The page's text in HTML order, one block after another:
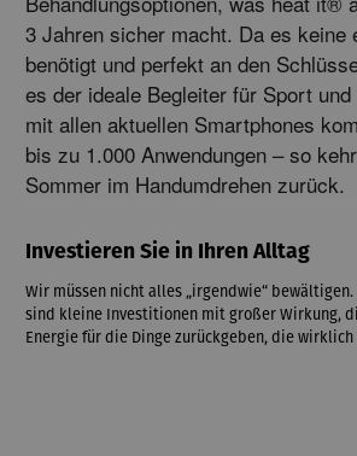
3 Jahren sicher macht. Da es keine
benötigt und perfekt an den
es der ideale Begleiter für Sport und
mit allen aktuellen Smartphones
bis zu 1.000 Anwendungen – so
Sommer im Handumdrehen zurück.
Investieren Sie in Ihren Alltag
Wir müssen nicht alles „irgendwie“
sind kleine Investitionen mit großer Wirkung,
Energie für die Dinge zurückgeben, die wirklich